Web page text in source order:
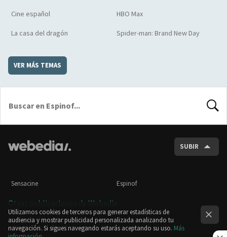
Cine español HBO Max
La casa del dragón Spider-man: Brand New Day
VER MÁS TEMAS
SUBIR
Sensacine Espinof
Otras publicaciones de Webedia
Utilizamos cookies de terceros para generar estadísticas de
audiencia y mostrar publicidad personalizada analizando tu
navegación. Si sigues navegando estarás aceptando su uso. Más